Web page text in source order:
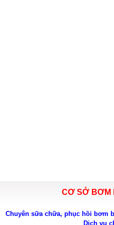
CƠ SỞ BƠM
Chuyên sữa chữa, phục hồi bơm
Dịch vụ